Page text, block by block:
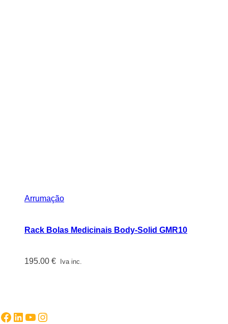
Arrumação
Rack Bolas Medicinais Body-Solid GMR10
195.00 € Iva inc.
Facebook
LinkedIn
YouTube
Instagram